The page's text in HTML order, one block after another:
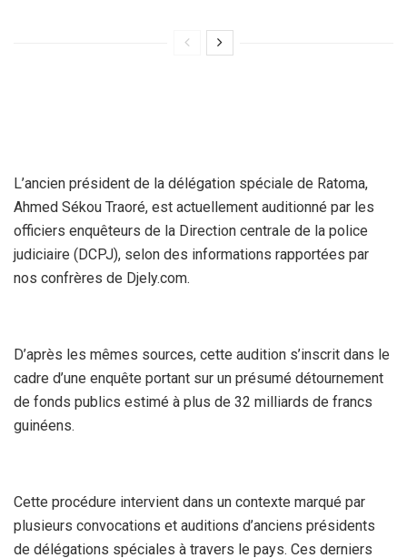
L’ancien président de la délégation spéciale de Ratoma,
Ahmed Sékou Traoré, est actuellement auditionné par les
officiers enquêteurs de la Direction centrale de la police
judiciaire (DCPJ), selon des informations rapportées par
nos confrères de Djely.com.
D’après les mêmes sources, cette audition s’inscrit dans le
cadre d’une enquête portant sur un présumé détournement
de fonds publics estimé à plus de 32 milliards de francs
guinéens.
Cette procédure intervient dans un contexte marqué par
plusieurs convocations et auditions d’anciens présidents
de délégations spéciales à travers le pays. Ces derniers